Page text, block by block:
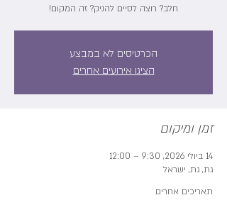
חלב? רוצה לסיים להניק? זה המקום!
הכרטיסים לא במבצע
הציגו אירועים אחרים
זמן ומיקום
14 ביולי 2026, 9:30 – 12:00
גת, גת, ישראל
תאריכים אחרים